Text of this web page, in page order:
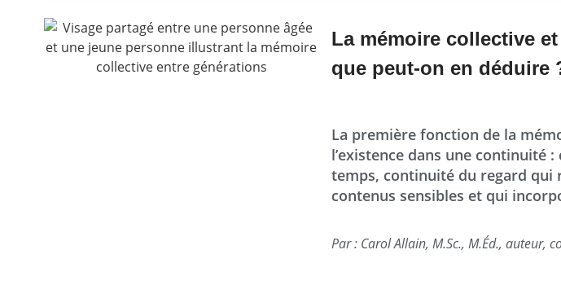
La mémoire collective
que peut-on en déduire
La première fonction de la
l’existence dans une continuité
temps, continuité du regard qui
contenus sensibles et qui
Par : Carol Allain, M.Sc., M.Éd.,